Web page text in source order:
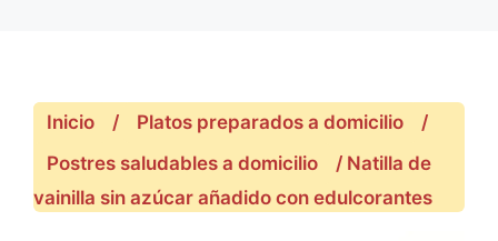
Inicio / Platos preparados a domicilio
/
Postres saludables a domicilio
/ Natilla de
vainilla sin azúcar añadido con edulcorantes